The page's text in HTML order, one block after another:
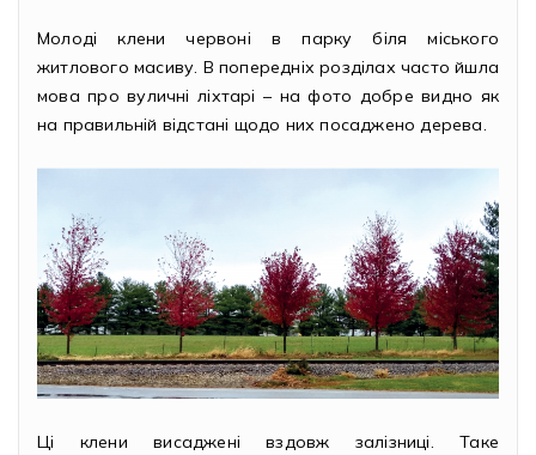
Молоді клени червоні в парку біля міського
житлового масиву. В попередніх розділах часто йшла
мова про вуличні ліхтарі – на фото добре видно як
на правильній відстані щодо них посаджено дерева.
Ці клени висаджені вздовж залізниці. Таке